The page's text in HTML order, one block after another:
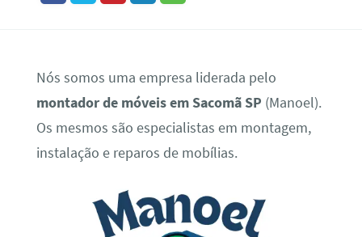
Nós somos uma empresa liderada pelo
montador de móveis em Sacomã SP (Manoel).
Os mesmos são especialistas em montagem,
instalação e reparos de mobílias.